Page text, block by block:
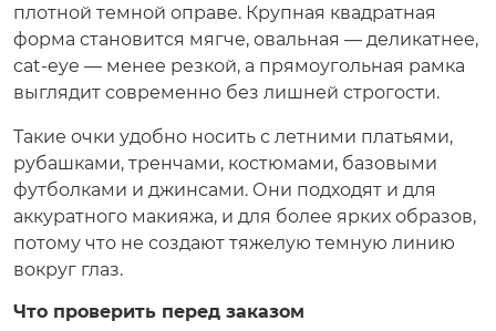
плотной темной оправе. Крупная квадратная
форма становится мягче, овальная — деликатнее,
cat-eye — менее резкой, а прямоугольная рамка
выглядит современно без лишней строгости.
Такие очки удобно носить с летними платьями,
рубашками, тренчами, костюмами, базовыми
футболками и джинсами. Они подходят и для
аккуратного макияжа, и для более ярких образов,
потому что не создают тяжелую темную линию
вокруг глаз.
Что проверить перед заказом